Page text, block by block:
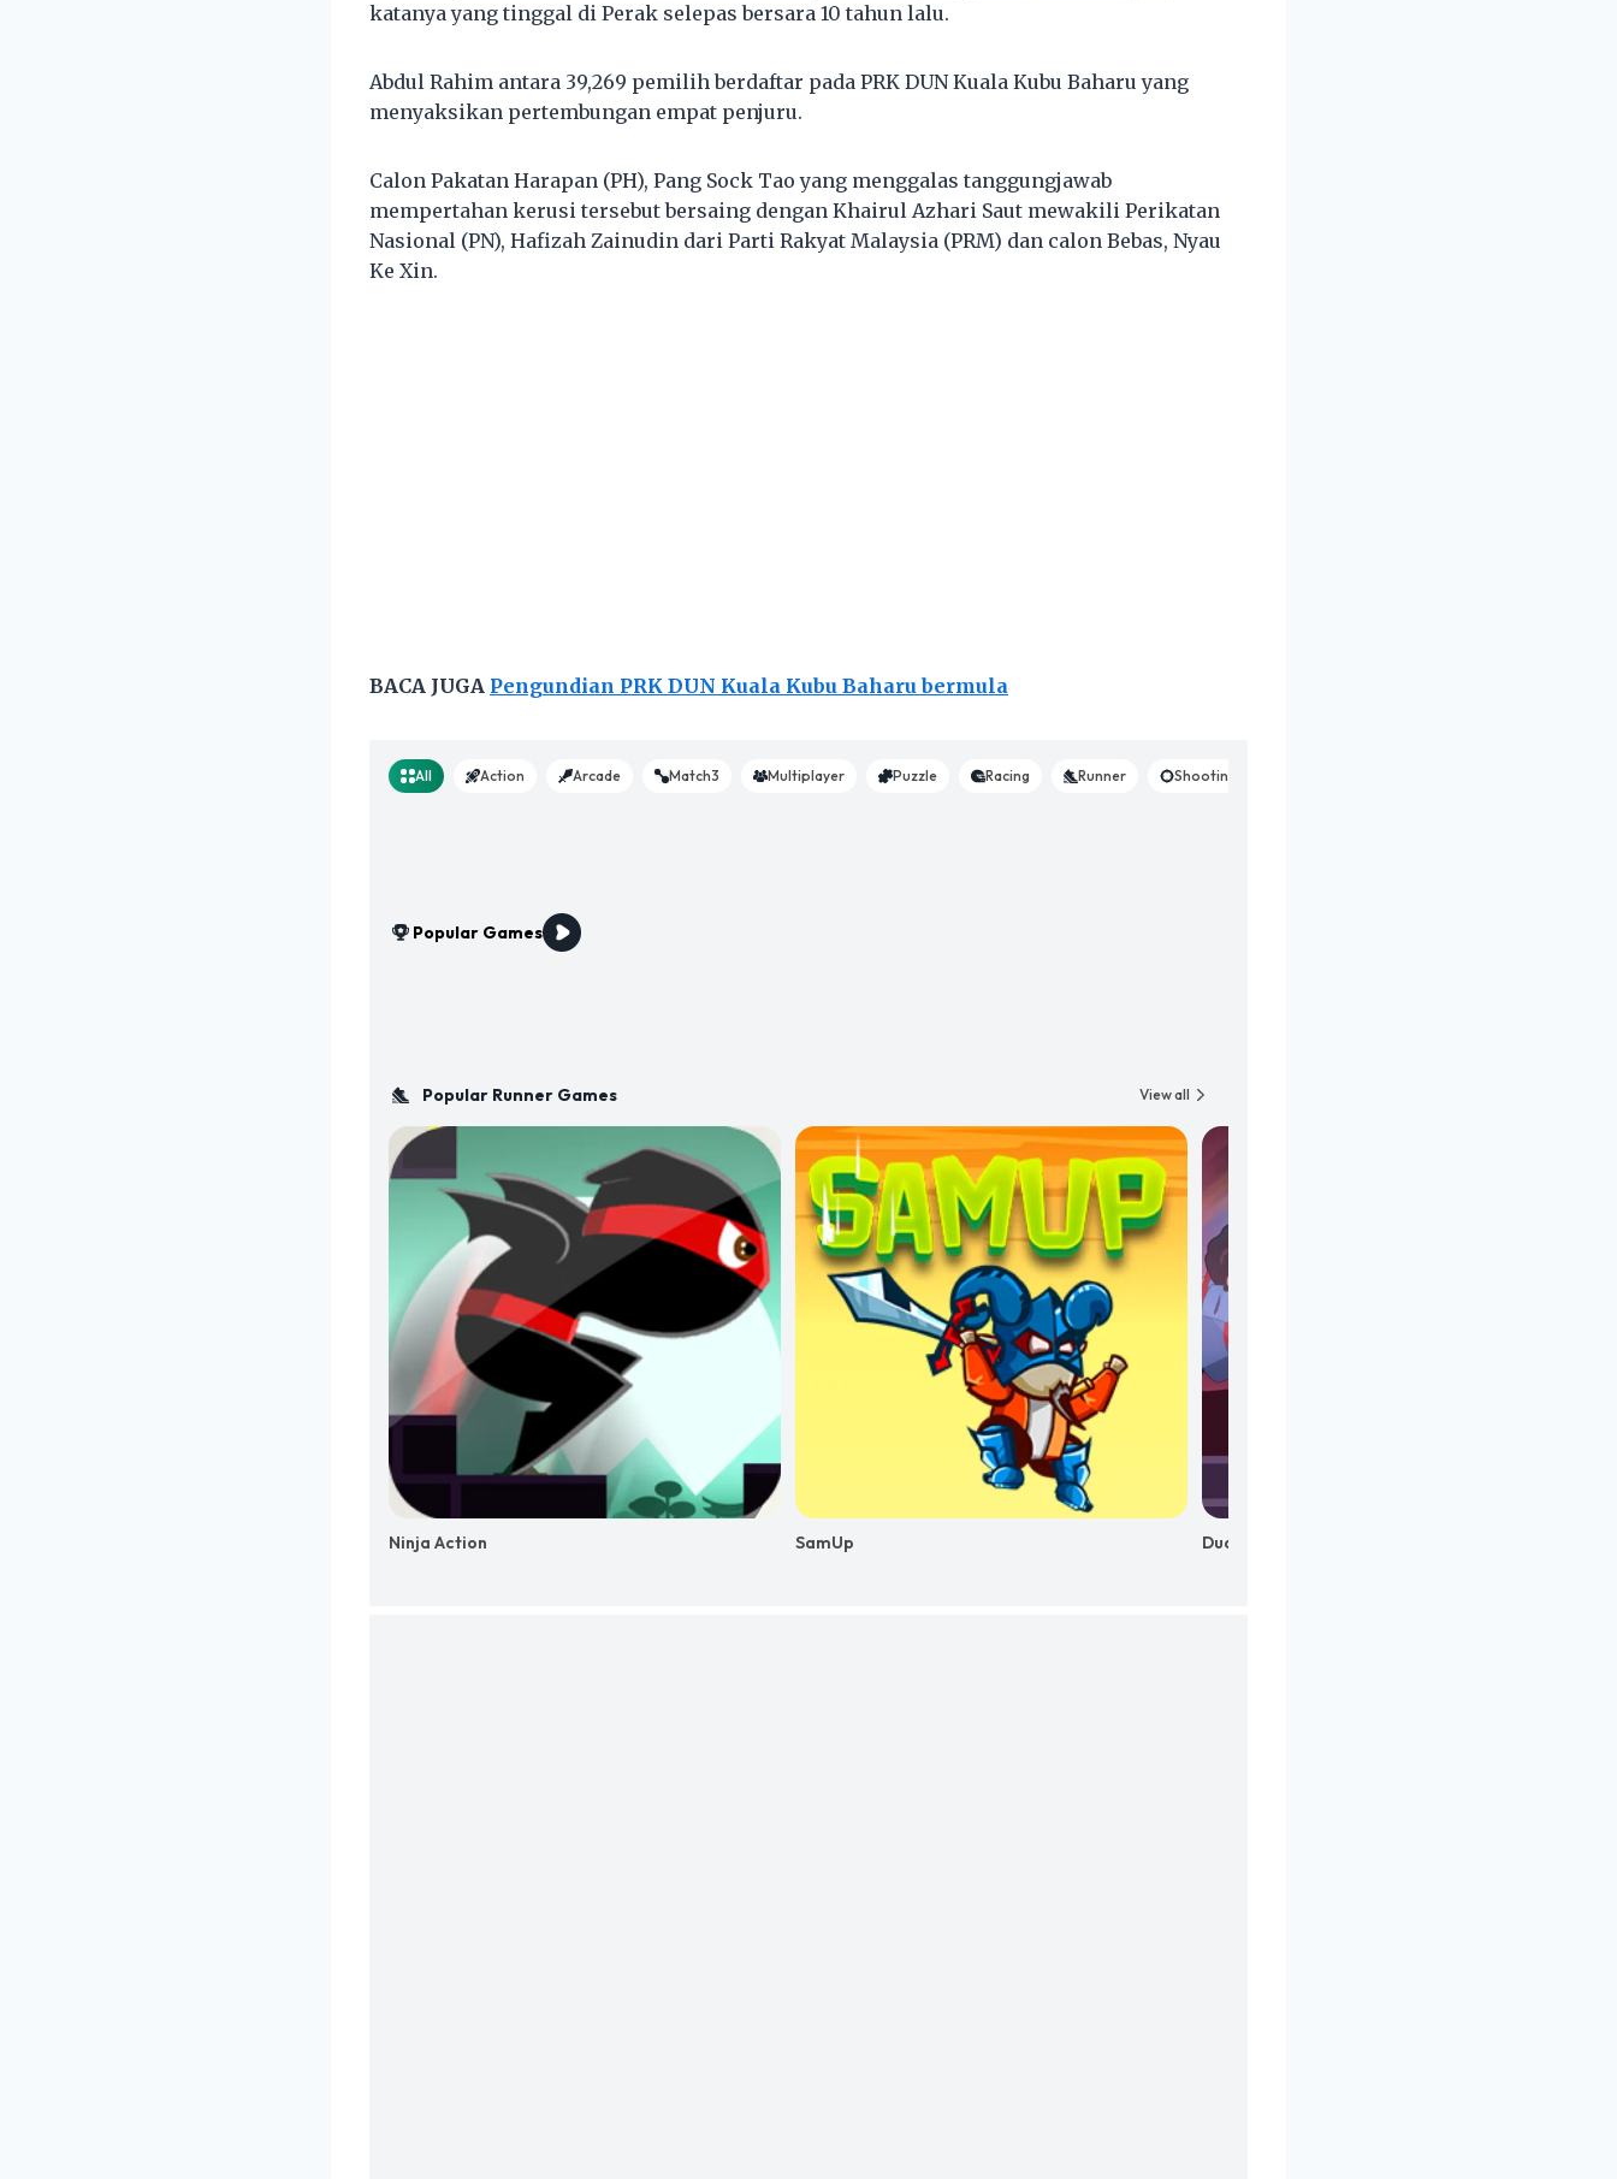
katanya yang tinggal di Perak selepas bersara 10 tahun lalu.
Abdul Rahim antara 39,269 pemilih berdaftar pada PRK DUN Kuala Kubu Baharu yang
menyaksikan pertembungan empat penjuru.
Calon Pakatan Harapan (PH), Pang Sock Tao yang menggalas tanggungjawab
mempertahan kerusi tersebut bersaing dengan Khairul Azhari Saut mewakili Perikatan
Nasional (PN), Hafizah Zainudin dari Parti Rakyat Malaysia (PRM) dan calon Bebas, Nyau
Ke Xin.
BACA JUGA Pengundian PRK DUN Kuala Kubu Baharu bermula